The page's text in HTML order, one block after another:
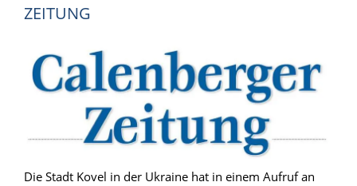
ZEITUNG
Die Stadt Kovel in der Ukraine hat in einem Aufruf an